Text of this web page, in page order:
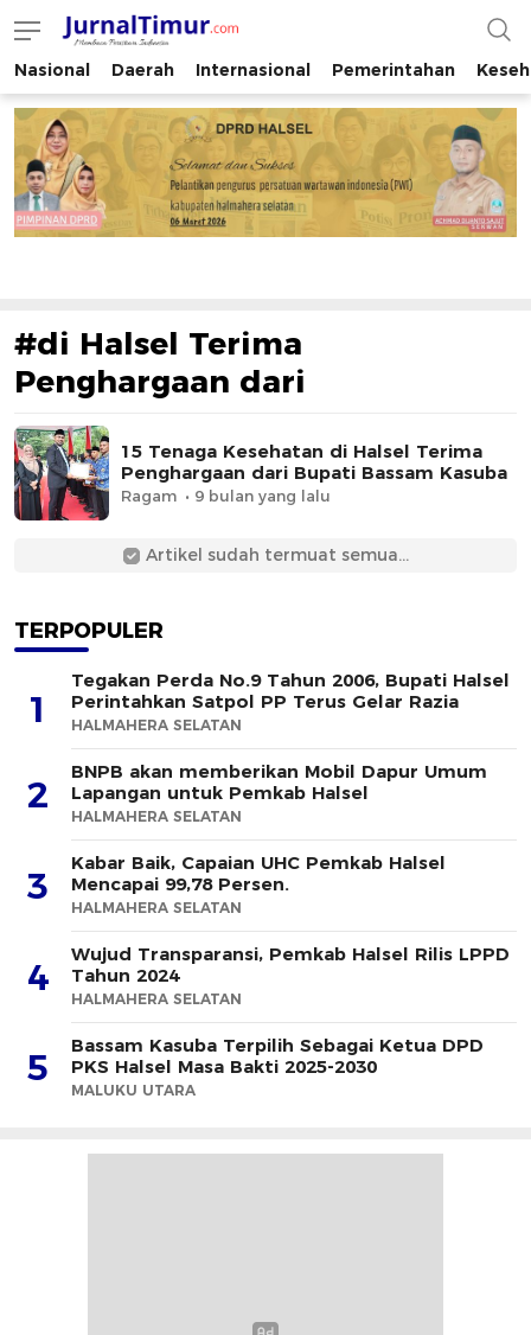
JurnalTimur.com
Membaca Peristiwa Indonesia
Nasional Daerah Internasional Pemerintahan
#di Halsel Terima
Penghargaan dari
15 Tenaga Kesehatan di Halsel Terima
Penghargaan dari Bupati Bassam Kasuba
Ragam 9 bulan yang lalu
Artikel sudah termuat semua...
TERPOPULER
1
Tegakan Perda No.9 Tahun 2006, Bupati Halsel
Perintahkan Satpol PP Terus Gelar Razia
HALMAHERA SELATAN
2
BNPB akan memberikan Mobil Dapur Umum
Lapangan untuk Pemkab Halsel
HALMAHERA SELATAN
3
Kabar Baik, Capaian UHC Pemkab Halsel
Mencapai 99,78 Persen.
HALMAHERA SELATAN
4
Wujud Transparansi, Pemkab Halsel Rilis LPPD
Tahun 2024
HALMAHERA SELATAN
5
Bassam Kasuba Terpilih Sebagai Ketua DPD
PKS Halsel Masa Bakti 2025-2030
MALUKU UTARA